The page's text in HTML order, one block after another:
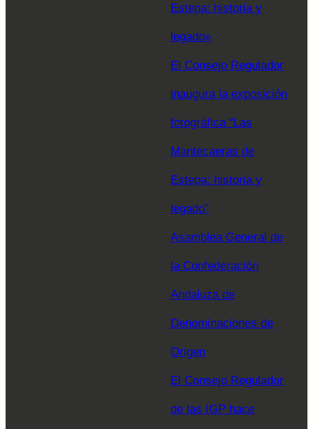
Estepa: historia y
legado»
El Consejo Regulador
inaugura la exposición
fotográfica “Las
Mantecaeras de
Estepa: historia y
legado”
Asamblea General de
la Confederación
Andaluza de
Denominaciones de
Origen
El Consejo Regulador
de las IGP hace